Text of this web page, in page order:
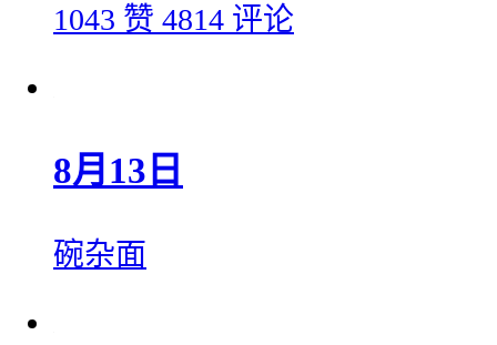
1043 赞 4814 评论
8月13日
碗杂面